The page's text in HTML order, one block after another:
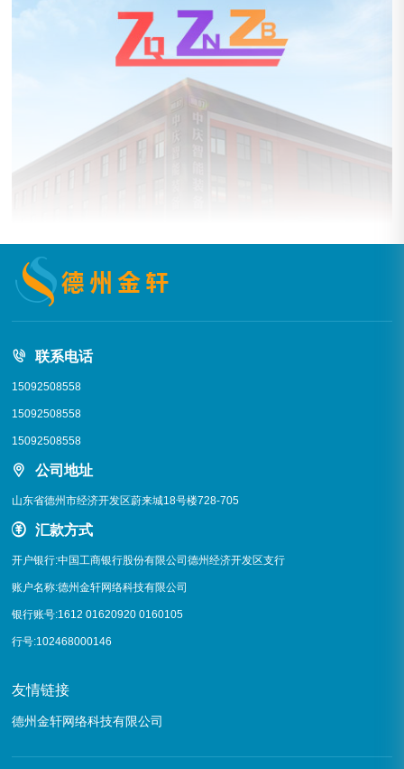
企业&集团
庆云华德机床辅机制造有限公司
联系电话
15092508558
15092508558
15092508558
公司地址
山东省德州市经济开发区蔚来城18号楼728-705
汇款方式
开户银行:中国工商银行股份有限公司德州经济开发区支行
账户名称:德州金轩网络科技有限公司
银行账号:1612 01620920 0160105
行号:102468000146
友情链接
德州金轩网络科技有限公司